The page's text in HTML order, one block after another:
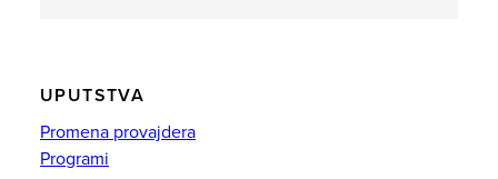
UPUTSTVA
Promena provajdera
Programi